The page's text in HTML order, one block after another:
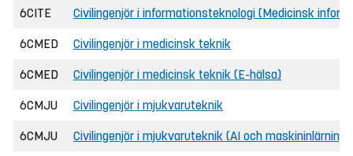
6CITE Civilingenjör i informationsteknologi (Medicinsk
6CMED Civilingenjör i medicinsk teknik
6CMED Civilingenjör i medicinsk teknik (E-hälsa)
6CMJU Civilingenjör i mjukvaruteknik
6CMJU Civilingenjör i mjukvaruteknik (AI och maskininlärning)